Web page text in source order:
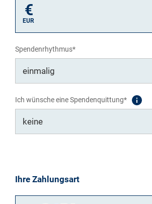
€
EUR
Spendenrhythmus*
Ich wünsche eine Spendenquittung*
Ihre Zahlungsart